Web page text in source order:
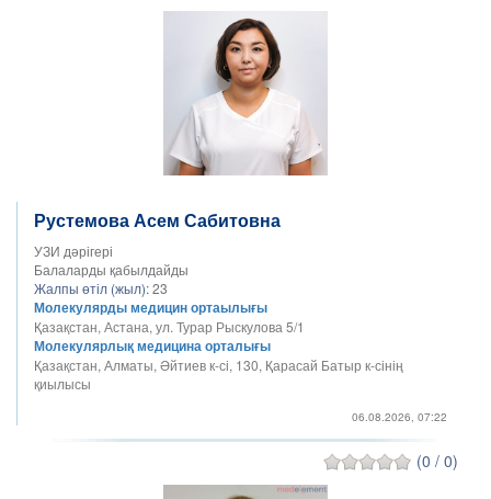
Рустемова Асем Сабитовна
УЗИ дәрігері
Балаларды қабылдайды
Жалпы өтіл (жыл):23
Молекулярды медицин ортаылығы
Қазақстан, Астана, ул. Турар Рыскулова 5/1
Молекулярлық медицина орталығы
Қазақстан, Алматы, Әйтиев к-сі, 130, Қарасай Батыр к-сінің
қиылысы
06.08.2026, 07:22
(0 / 0)